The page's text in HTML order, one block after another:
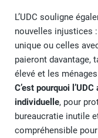
L’UDC souligne
nouvelles injustices
unique ou celles
paieront davantage,
élevé et les
C’est pourquoi
individuelle, pour
bureaucratie inutile
compréhensible